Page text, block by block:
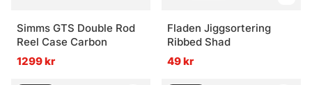
Simms GTS Double Rod
Reel Case Carbon
1299 kr
Fladen Jiggsortering
Ribbed Shad
49 kr